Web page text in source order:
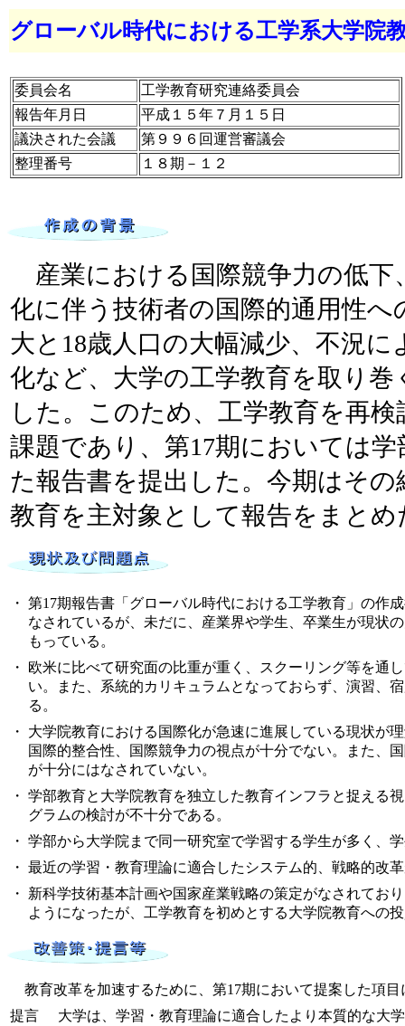
グローバル時代における工学系大学院
委員会名
工学教育研究連絡委員会
報告年月日
平成１５年７月１５日
議決された会議
第９９６回運営審議会
整理番号
１８期－１２
産業における国際競争力の低下
化に伴う技術者の国際的通用性へ
大と18歳人口の大幅減少、不況
化など、大学の工学教育を取り
した。このため、工学教育を再
課題であり、第17期においては
た報告書を提出した。今期はそ
教育を主対象として報告をまとめ
・ 第17期報告書「グローバル時代における工学教育」の作
なされているが、未だに、産業界や学生、卒業生が現状
もっている。
・
欧米に比べて研究面の比重が重く、スクーリング等を通
い。また、系統的カリキュラムとなっておらず、演習、
る。
・
大学院教育における国際化が急速に進展している現状が
国際的整合性、国際競争力の視点が十分でない。また、
が十分にはなされていない。
・ 学部教育と大学院教育を独立した教育インフラと捉える
グラムの検討が不十分である。
・ 学部から大学院まで同一研究室で学習する学生が多く、
・ 最近の学習・教育理論に適合したシステム的、戦略的改
・
新科学技術基本計画や国家産業戦略の策定がなされてお
ようになったが、工学教育を初めとする大学院教育への
教育改革を加速するために、第17期において提案した項
提言
大学は、学習・教育理論に適合したより本質的な大